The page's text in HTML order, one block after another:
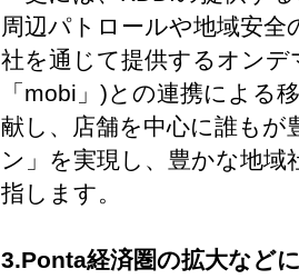
周辺パトロールや地域安全
社を通じて提供するオン
「mobi」)との連携による
献し、店舗を中心に誰も
ン」を実現し、豊かな地
指します。
3.Ponta経済圏の拡大など